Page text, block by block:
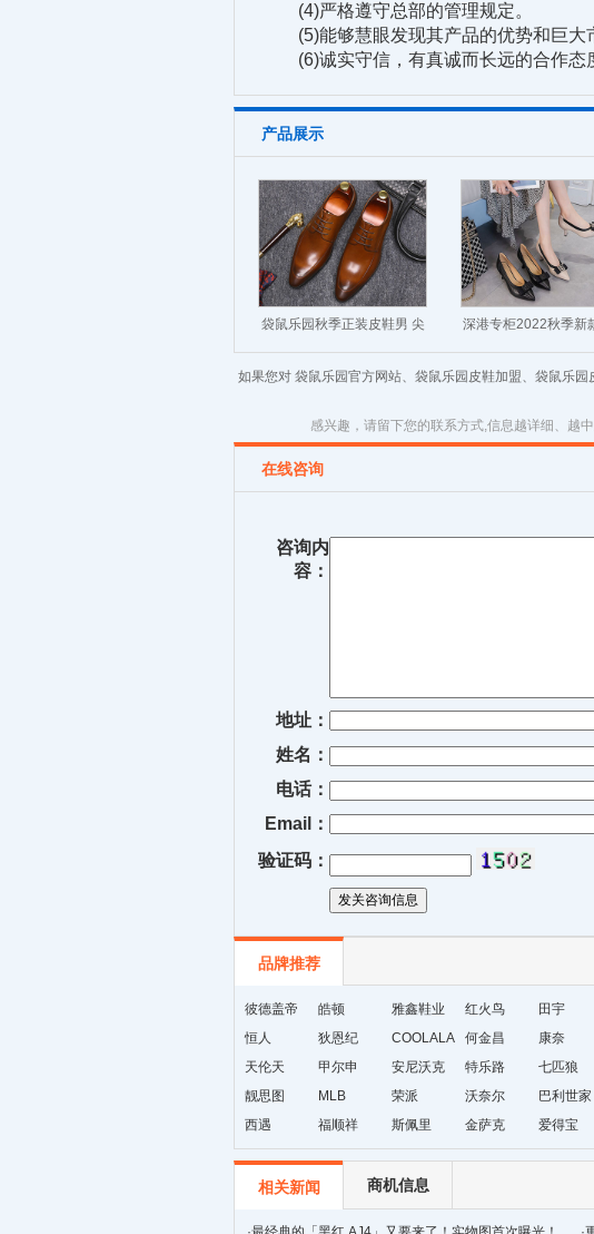
(4)严格遵守总部的管理规定。
(5)能够慧眼发现其产品的优势和巨大
(6)诚实守信，有真诚而长远的合作态
产品展示
袋鼠乐园秋季正装皮鞋男 尖
头英伦系带透气男士结婚皮
深港专柜2022秋季新
细高跟舒适女士皮
如果您对 袋鼠乐园官方网站、袋鼠乐园皮鞋加盟、袋鼠乐
感兴趣，请留下您的联系方式,信息越详细、越
在线咨询
咨询内
容：
地址：
姓名：
电话：
Email：
验证码：
品牌推荐
彼德盖帝 皓顿 雅鑫鞋业 红火鸟 田宇
恒人
狄恩纪 COOLALA 何金昌 康奈
天伦天
甲尔申 安尼沃克 特乐路 七匹狼
靓思图
MLB 荣派 沃奈尔 巴利世家
西遇
福顺祥 斯佩里 金萨克 爱得宝
相关新闻 商机信息